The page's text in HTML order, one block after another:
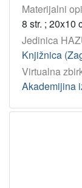
Materijalni
8 str. ; 20x10
Jedinica
Knjižnica
Virtualna
Akademijina